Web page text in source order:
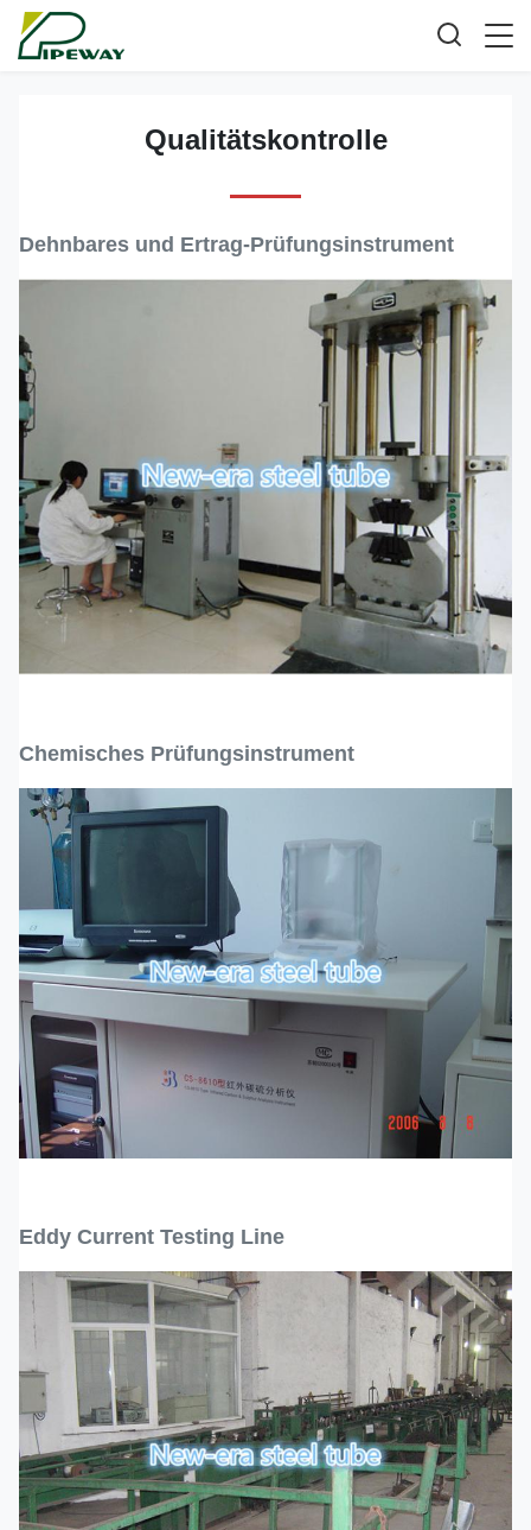
Qualitätskontrolle
Dehnbares und Ertrag-Prüfungsinstrument
Chemisches Prüfungsinstrument
Eddy Current Testing Line